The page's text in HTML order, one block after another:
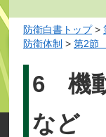
防衛白書トップ>
防衛体制 > 第2節
6 機
など